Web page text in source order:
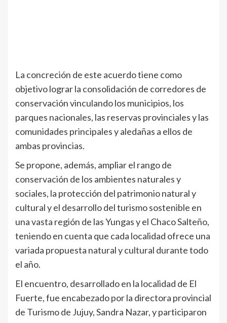
La concreción de este acuerdo tiene como
objetivo lograr la consolidación de corredores de
conservación vinculando los municipios, los
parques nacionales, las reservas provinciales y las
comunidades principales y aledañas a ellos de
ambas provincias.
Se propone, además, ampliar el rango de
conservación de los ambientes naturales y
sociales, la protección del patrimonio natural y
cultural y el desarrollo del turismo sostenible en
una vasta región de las Yungas y el Chaco Salteño,
teniendo en cuenta que cada localidad ofrece una
variada propuesta natural y cultural durante todo
el año.
El encuentro, desarrollado en la localidad de El
Fuerte, fue encabezado por la directora provincial
de Turismo de Jujuy, Sandra Nazar, y participaron